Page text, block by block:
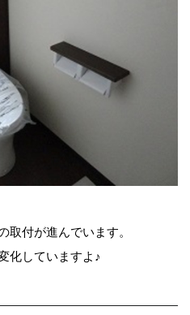
取付が進んでいます。
化していますよ♪